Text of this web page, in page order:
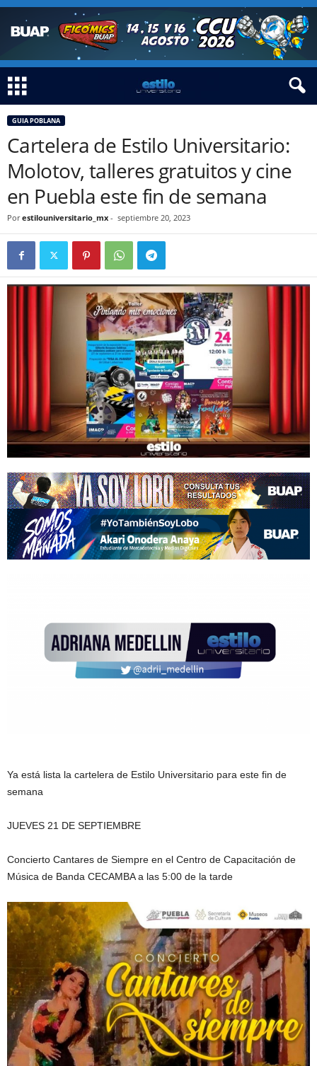
GUIA POBLANA
Cartelera de Estilo Universitario:
Molotov, talleres gratuitos y cine
en Puebla este fin de semana
Por estilouniversitario_mx - septiembre 20, 2023
Ya está lista la cartelera de Estilo Universitario para este fin de
semana
JUEVES 21 DE SEPTIEMBRE
Concierto Cantares de Siempre en el Centro de Capacitación de
Música de Banda CECAMBA a las 5:00 de la tarde